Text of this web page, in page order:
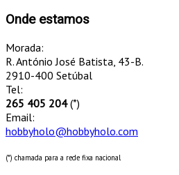
Onde estamos
Morada:
R. António José Batista, 43-B.
2910-400 Setúbal
Tel:
265 405 204(*)
Email:
hobbyholo@hobbyholo.com
(*) chamada para a rede fixa nacional